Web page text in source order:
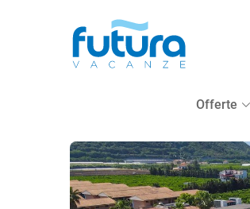
Destinazione, Hotel, Codice
Futura Club La Praya
Offerte